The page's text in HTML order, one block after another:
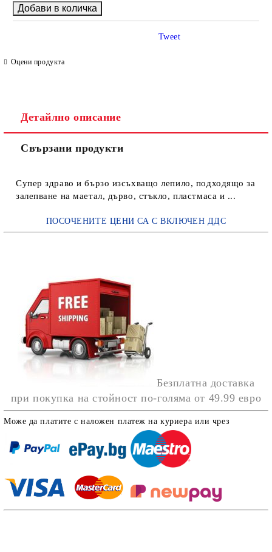
Оцени продукта
Tweet
Детайлно описание
Свързани продукти
Супер здраво и бързо изсъхващо лепило, подходящо за
залепване на маетал, дърво, стъкло, пластмаса и ...
ПОСОЧЕНИТЕ ЦЕНИ СА С ВКЛЮЧЕН ДДС
Безплатна доставка
при покупка на стойност по-голяма от 49.99 евро
Може да платите с наложен платеж на куриера или чрез